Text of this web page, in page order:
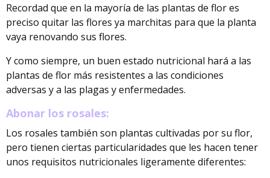
Recordad que en la mayoría de las plantas de flor es
preciso quitar las flores ya marchitas para que la planta
vaya renovando sus flores.
Y como siempre, un buen estado nutricional hará a las
plantas de flor más resistentes a las condiciones
adversas y a las plagas y enfermedades.
Abonar los rosales:
Los rosales también son plantas cultivadas por su flor,
pero tienen ciertas particularidades que les hacen tener
unos requisitos nutricionales ligeramente diferentes: